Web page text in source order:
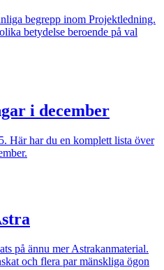
begrepp inom Projektledning.
betydelse beroende på val
i december
Här har du en komplett lista över
på ännu mer Astrakanmaterial.
och flera par mänskliga ögon